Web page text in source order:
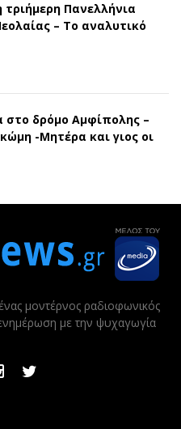
Πανελλήνια
– Το αναλυτικό
στο δρόμο Αμφίπολης –
-Μητέρα και γιος οι
ένας μοντέρνος ραδιοφωνικός
με την ψυχαγωγία
Twitter